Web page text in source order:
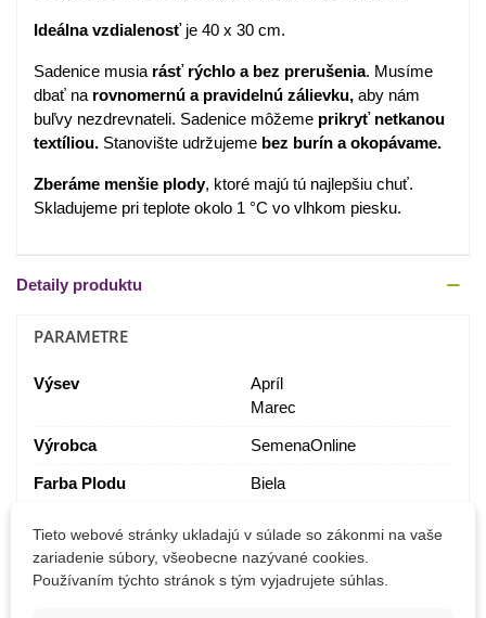
Ideálna vzdialenosťje 40 x 30 cm.
Sadenice musia rásť rýchlo a bez prerušenia. Musíme
dbať na rovnomernú a pravidelnú zálievku, aby nám
buľvy nezdrevnateli. Sadenice môžeme prikryť netkanou
textíliou. Stanovište udržujeme bez burín a okopávame.
Zberáme menšie plody, ktoré majú tú najlepšiu chuť.
Skladujeme pri teplote okolo 1 °C vo vlhkom piesku.
Detaily produktu
PARAMETRE
Výsev
Apríl
Marec
Výrobca SemenaOnline
Farba Plodu Biela
Odroda Nehybridné
Tieto webové stránky ukladajú v súlade so zákonmi na vaše
zariadenie súbory, všeobecne nazývané cookies.
Používaním týchto stránok s tým vyjadrujete súhlas.